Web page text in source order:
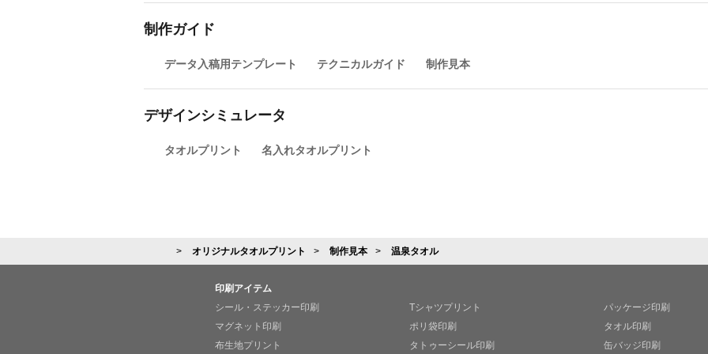
制作ガイド
データ入稿用テンプレート テクニカルガイド 制作見本
デザインシミュレータ
タオルプリント 名入れタオルプリント
オリジナルタオルプリント 制作見本 温泉タオル
印刷アイテム
シール・ステッカー印刷
マグネット印刷
布生地プリント
Tシャツプリント
ポリ袋印刷
タトゥーシール印刷
パッケージ印刷
タオル印刷
缶バッジ印刷